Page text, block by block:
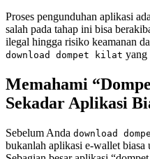
Proses pengunduhan aplikasi
salah pada tahap ini bisa
ilegal hingga risiko keamanan
download dompet kilat yang
Memahami
Sekadar Aplikasi
Sebelum Anda download
bukanlah aplikasi e-wallet biasa